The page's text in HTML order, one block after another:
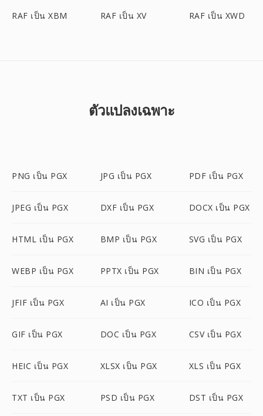
RAF เป็น XBM RAF เป็น XV RAF เป็น XWD
ตัวแปลงเฉพาะ
PNG เป็น PGX JPG เป็น PGX PDF เป็น PGX
JPEG เป็น PGX DXF เป็น PGX DOCX เป็น PGX
HTML เป็น PGX BMP เป็น PGX SVG เป็น PGX
WEBP เป็น PGX PPTX เป็น PGX BIN เป็น PGX
JFIF เป็น PGX AI เป็น PGX ICO เป็น PGX
GIF เป็น PGX DOC เป็น PGX CSV เป็น PGX
HEIC เป็น PGX XLSX เป็น PGX XLS เป็น PGX
TXT เป็น PGX PSD เป็น PGX DST เป็น PGX